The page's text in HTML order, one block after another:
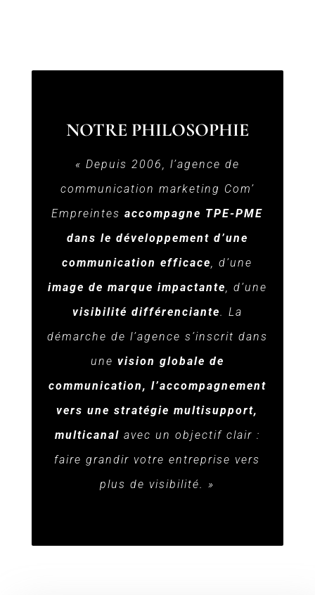
NOTRE PHILOSOPHIE
« Depuis 2006, l’agence de
communication marketing Com’
Empreintesaccompagne TPE-PME
dans le développement d’une
communication efficace, d’une
image de marque impactante, d’une
visibilité différenciante. La
démarche de l’agence s’inscrit dans
une vision globale de
communication, l’accompagnement
vers une stratégie multisupport,
multicanal avec un objectif clair :
faire grandir votre entreprise vers
plus de visibilité. »